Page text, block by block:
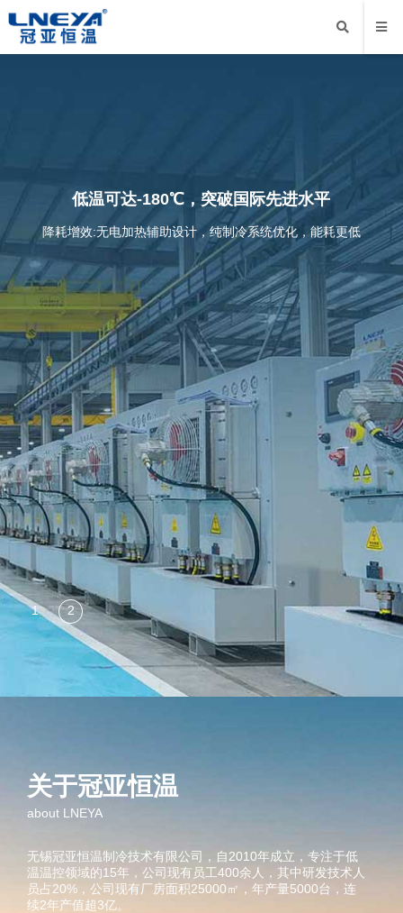
低温可达-180℃，突破国际先进水平
降耗增效:无电加热辅助设计，纯制冷系统优化，能耗更低
关于冠亚恒温
about LNEYA
无锡冠亚恒温制冷技术有限公司，自2010年成立，专注于低
温温控领域的15年，公司现有员工400余人，其中研发技术人
员占20%，公司现有厂房面积25000㎡，年产量5000台，连
续2年产值超3亿。